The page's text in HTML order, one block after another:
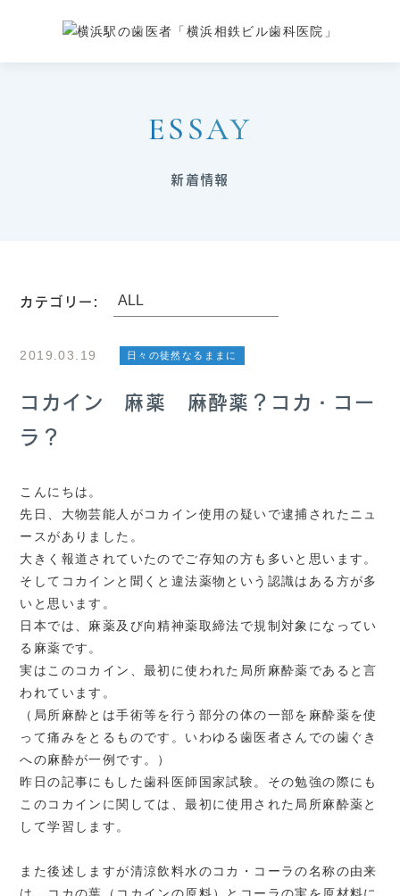
ESSAY
新着情報
カテゴリー:
2019.03.19 日々の徒然なるままに
コカイン 麻薬 麻酔薬？コカ・コー
ラ？
こんにちは。
先日、大物芸能人がコカイン使用の疑いで逮捕されたニュ
ースがありました。
大きく報道されていたのでご存知の方も多いと思います。
そしてコカインと聞くと違法薬物という認識はある方が多
いと思います。
日本では、麻薬及び向精神薬取締法で規制対象になってい
る麻薬です。
実はこのコカイン、最初に使われた局所麻酔薬であると言
われています。
（局所麻酔とは手術等を行う部分の体の一部を麻酔薬を使
って痛みをとるものです。いわゆる歯医者さんでの歯ぐき
への麻酔が一例です。）
昨日の記事にもした歯科医師国家試験。その勉強の際にも
このコカインに関しては、最初に使用された局所麻酔薬と
して学習します。
また後述しますが清涼飲料水のコカ・コーラの名称の由来